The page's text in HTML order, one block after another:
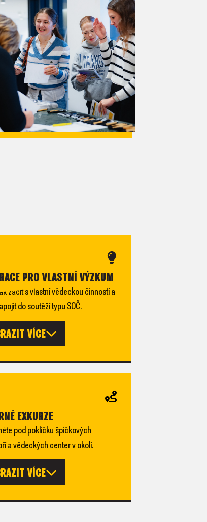
PRO VLASTNÍ VÝZKUM
začít s vlastní vědeckou činností a
do soutěží typu SOČ.
VÍCE
EXKURZE
pod pokličku špičkových
a vědeckých center v okolí.
VÍCE